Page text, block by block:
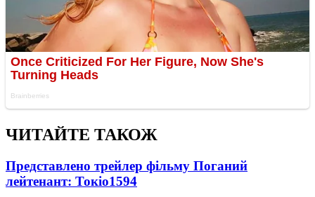
ЧИТАЙТЕ ТАКОЖ
Представлено трейлер фільму Поганий
лейтенант: Токіо1594